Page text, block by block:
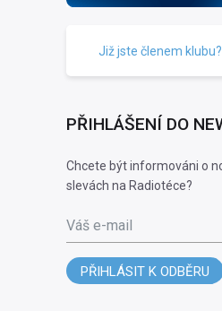
Již jste členem
PŘIHLÁŠENÍ DO
Chcete být informováni o
slevách na Radiotéce?
Váš e-mail
PŘIHLÁSIT K ODBĚRU